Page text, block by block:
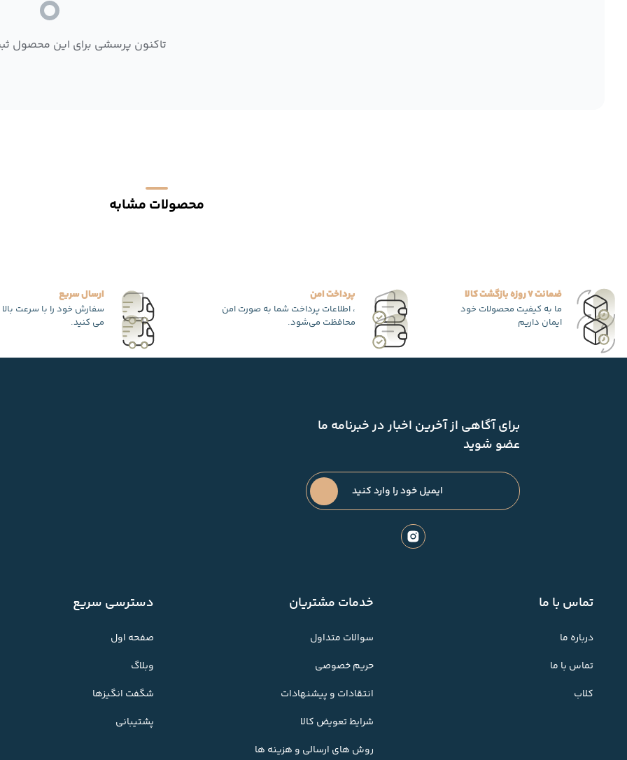
تاکنون پرسشی برای این محصول
محصولات مشابه
ضمانت 7 روزه بازگشت کالا
ما به کیفیت محصولات خود
ایمان داریم
پرداخت امن
، اطلاعات پرداخت شما به صورت امن
محافظت می‌شود.
ارسال سریع
سفارش خود را با سرعت
می کنید.
برای آگاهی از آخرین اخبار در خبرنامه ما
عضو شوید
تماس با ما
درباره ما
تماس با ما
کلاب
خدمات مشتریان
سوالات متداول
حریم خصوصی
انتقادات و پیشنهادات
شرایط تعویض کالا
روش های ارسالی و هزینه ها
دسترسی سریع
صفحه اول
وبلاگ
شگفت انگیزها
پشتیبانی